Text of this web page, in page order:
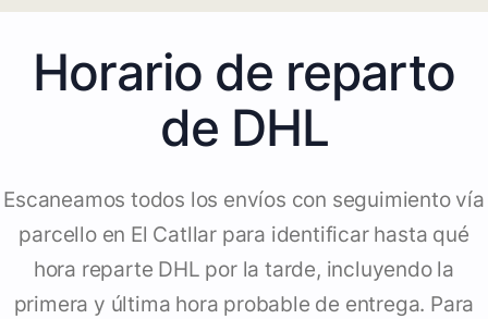
Horario de reparto
de DHL
Escaneamos todos los envíos con seguimiento vía
parcello en El Catllar para identificar hasta qué
hora reparte DHL por la tarde, incluyendo la
primera y última hora probable de entrega. Para